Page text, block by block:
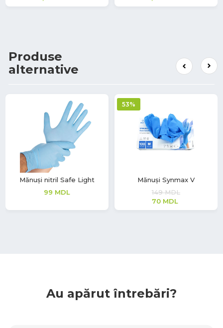
Produse
alternative
Mănuși nitril Safe Light
99 MDL
53%
Mănuși Synmax V
149MDL
70 MDL
Au apărut întrebări?